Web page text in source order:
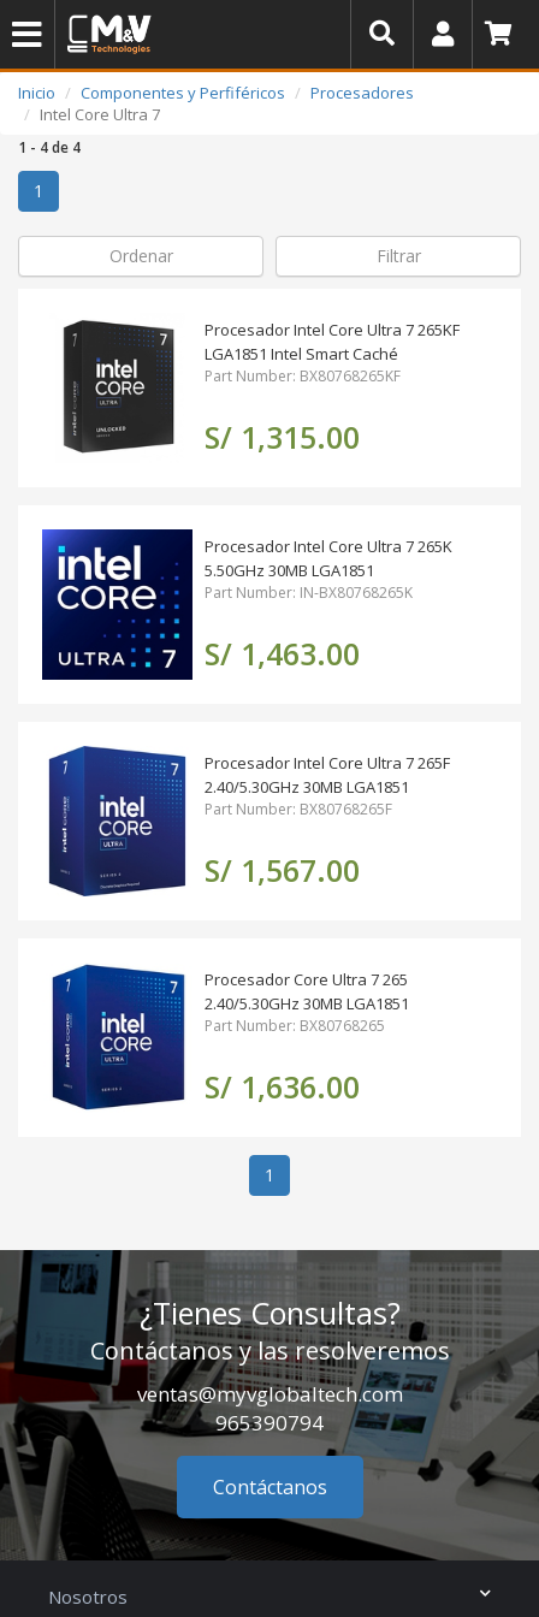
Inicio Componentes y Perfiféricos
Procesadores
Intel Core Ultra 7
1 - 4 de 4
1
Ordenar Filtrar
Procesador Intel Core Ultra 7 265KF
LGA1851 Intel Smart Caché
Part Number: BX80768265KF
S/ 1,315.00
Procesador Intel Core Ultra 7 265K
5.50GHz 30MB LGA1851
Part Number: IN-BX80768265K
S/ 1,463.00
Procesador Intel Core Ultra 7 265F
2.40/5.30GHz 30MB LGA1851
Part Number: BX80768265F
S/ 1,567.00
Procesador Core Ultra 7 265
2.40/5.30GHz 30MB LGA1851
Part Number: BX80768265
S/ 1,636.00
1
¿Tienes Consultas?
Contáctanos y las resolveremos
ventas@myvglobaltech.com
965390794
Contáctanos
Nosotros